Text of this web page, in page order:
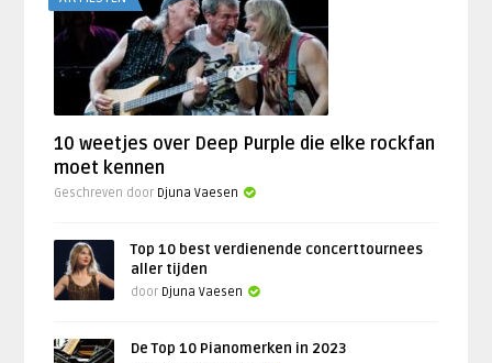
10 weetjes over Deep Purple die elke rockfan
moet kennen
Geschreven door Djuna Vaesen
Top 10 best verdienende concerttournees
aller tijden
door Djuna Vaesen
De Top 10 Pianomerken in 2023